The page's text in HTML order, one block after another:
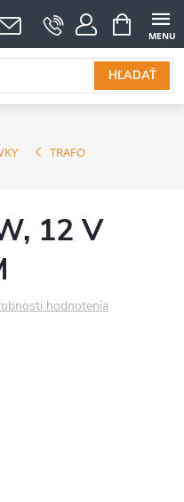
HĽADAŤ
NÁKUPNÝ
KOŠÍK
TRAFO
12 V
hodnotenia